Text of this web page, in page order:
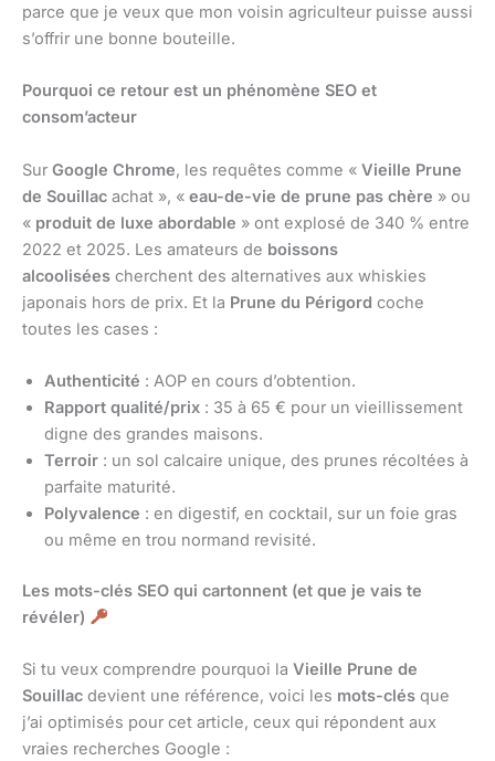
parce que je veux que mon voisin agriculteur puisse aussi
s’offrir une bonne bouteille.
Pourquoi ce retour est un phénomène SEO et
consom’acteur
Sur Google Chrome, les requêtes comme « Vieille Prune
de Souillac achat », « eau-de-vie de prune pas chère » ou
« produit de luxe abordable » ont explosé de 340 % entre
2022 et 2025. Les amateurs de boissons
alcoolisées cherchent des alternatives aux whiskies
japonais hors de prix. Et la Prune du Périgord coche
toutes les cases :
Authenticité : AOP en cours d’obtention.
Rapport qualité/prix : 35 à 65 € pour un vieillissement
digne des grandes maisons.
Terroir : un sol calcaire unique, des prunes récoltées à
parfaite maturité.
Polyvalence : en digestif, en cocktail, sur un foie gras
ou même en trou normand revisité.
Les mots-clés SEO qui cartonnent (et que je vais te
révéler)
Si tu veux comprendre pourquoi la Vieille Prune de
Souillac devient une référence, voici les mots-clés que
j’ai optimisés pour cet article, ceux qui répondent aux
vraies recherches Google :